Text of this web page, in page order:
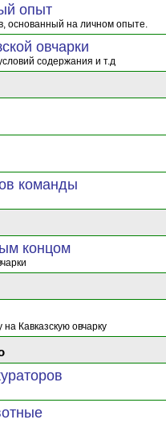
опыт
основанный на личном опыте.
овчарки
содержания и т.д
команды
концом
Кавказскую овчарку